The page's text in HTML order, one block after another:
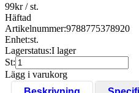
99kr/ st.
Häftad
Artikelnummer:9788775378920
Enhet:st.
Lagerstatus:I lager
St:
Lägg i varukorg